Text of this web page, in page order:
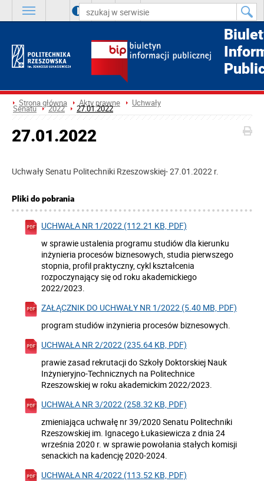
A A A
Strona główna Akty prawne Uchwały
Senatu 2022 27.01.2022
27.01.2022
Uchwały Senatu Politechniki Rzeszowskiej- 27.01.2022 r.
Pliki do pobrania
UCHWAŁA NR 1/2022 (112.21 KB, PDF)
w sprawie ustalenia programu studiów dla kierunku
inżynieria procesów biznesowych, studia pierwszego
stopnia, profil praktyczny, cykl kształcenia
rozpoczynający się od roku akademickiego
2022/2023.
ZAŁĄCZNIK DO UCHWAŁY NR 1/2022 (5.40 MB, PDF)
program studiów inżynieria procesów biznesowych.
UCHWAŁA NR 2/2022 (235.64 KB, PDF)
prawie zasad rekrutacji do Szkoły Doktorskiej Nauk
Inżynieryjno-Technicznych na Politechnice
Rzeszowskiej w roku akademickim 2022/2023.
UCHWAŁA NR 3/2022 (258.32 KB, PDF)
zmieniająca uchwałę nr 39/2020 Senatu Politechniki
Rzeszowskiej im. Ignacego Łukasiewicza z dnia 24
września 2020 r. w sprawie powołania stałych komisji
senackich na kadencję 2020-2024.
UCHWAŁA NR 4/2022 (113.52 KB, PDF)